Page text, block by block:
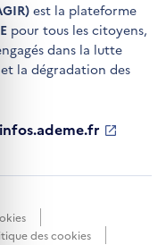
est la plateforme
pour tous les citoyens,
dans la lutte
la dégradation des
infos.ademe.fr
S'ouvre
nouvelle
des cookies